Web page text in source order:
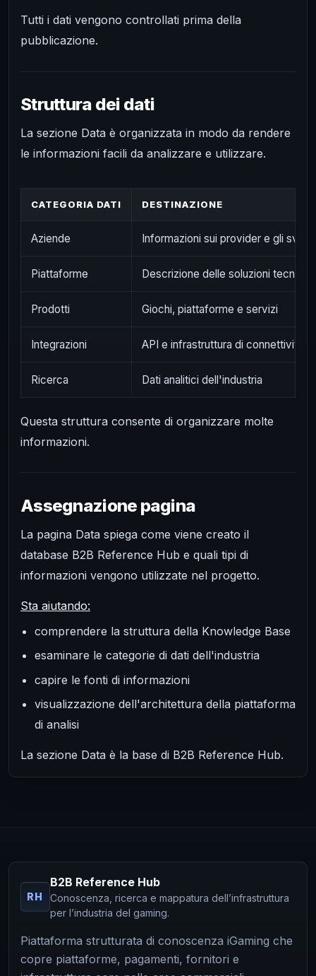
Tutti i dati vengono controllati prima della
pubblicazione.
Struttura dei dati
La sezione Data è organizzata in modo da rendere
le informazioni facili da analizzare e utilizzare.
CATEGORIA DATI DESTINAZIONE
Aziende Informazioni sui provider e gli
Piattaforme Descrizione delle soluzioni
Prodotti Giochi, piattaforme e servizi
Integrazioni API e infrastruttura di connettività
Ricerca Dati analitici dell'industria
Questa struttura consente di organizzare molte
informazioni.
Assegnazione pagina
La pagina Data spiega come viene creato il
database B2B Reference Hub e quali tipi di
informazioni vengono utilizzate nel progetto.
Sta aiutando:
comprendere la struttura della Knowledge Base
esaminare le categorie di dati dell'industria
capire le fonti di informazioni
visualizzazione dell'architettura della piattaforma
di analisi
La sezione Data è la base di B2B Reference Hub.
RH
B2B Reference Hub
Conoscenza, ricerca e mappatura dell’infrastruttura
per l’industria del gaming.
Piattaforma strutturata di conoscenza iGaming che
copre piattaforme, pagamenti, fornitori e